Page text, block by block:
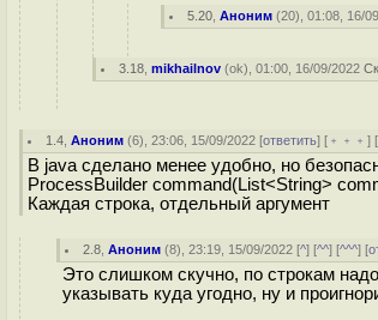
5.20 ,Аноним (20), 01:08, 16/
3.18 ,mikhailnov (ok), 01:00, 16/09/2022
1.4 ,Аноним (6), 23:06, 15/09/2022 [ответить] [ ﹢﹢﹢] [
В java сделано менее удобно, но
ProcessBuilder command(List<String>
Каждая строка, отдельный аргумент
2.8 ,Аноним (8), 23:19, 15/09/2022 [^] [^^] [^^^] [
Это слишком скучно, по строкам
указывать куда угодно, ну и